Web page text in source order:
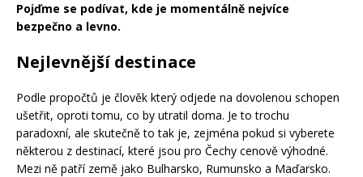
Pojďme se podívat, kde je momentálně nejvíce
bezpečno a levno.
Nejlevnější destinace
Podle propočtů je člověk který odjede na dovolenou schopen
ušetřit, oproti tomu, co by utratil doma. Je to trochu
paradoxní, ale skutečně to tak je, zejména pokud si vyberete
některou z destinací, které jsou pro Čechy cenově výhodné.
Mezi ně patří země jako Bulharsko, Rumunsko a Maďarsko.